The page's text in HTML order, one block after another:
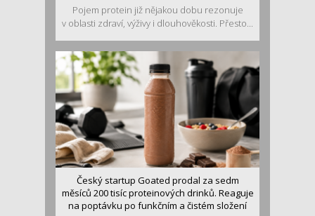
Pojem protein již nějakou dobu rezonuje
v oblasti zdraví, výživy i dlouhověkosti. Přesto...
Český startup Goated prodal za sedm
měsíců 200 tisíc proteinových drinků. Reaguje
na poptávku po funkčním a čistém složení